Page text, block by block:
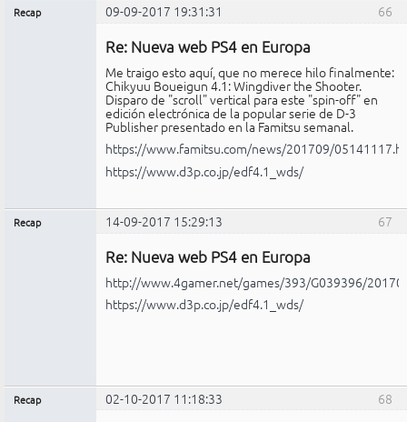
66
Recap 09-09-2017 19:31:31
Re: Nueva web PS4 en Europa
Me traigo esto aquí, que no merece hilo finalmente:
Chikyuu Boueigun 4.1: Wingdiver the Shooter.
Disparo de "scroll" vertical para este "spin-off" en
edición electrónica de la popular serie de D-3
Publisher presentado en la Famitsu semanal.
https://www.famitsu.com/news/201709/
https://www.d3p.co.jp/edf4.1_wds/
67
Recap 14-09-2017 15:29:13
Re: Nueva web PS4 en Europa
http://www.4gamer.net/games/393/G039396/
https://www.d3p.co.jp/edf4.1_wds/
68
Recap 02-10-2017 11:18:33